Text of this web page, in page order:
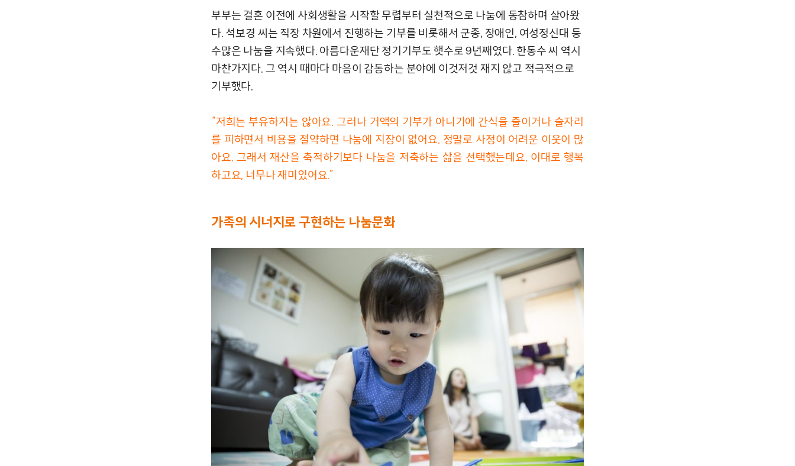
부부는 결혼 이전에 사회생활을 시작할 무렵부터 실천적으로 나눔에 동참하며 살아왔
다. 석보경 씨는 직장 차원에서 진행하는 기부를 비롯해서 군종, 장애인, 여성정신대 등
수많은 나눔을 지속했다. 아름다운재단 정기기부도 햇수로 9년째였다. 한동수 씨 역시
마찬가지다. 그 역시 때마다 마음이 감동하는 분야에 이것저것 재지 않고 적극적으로
기부했다.
“저희는 부유하지는 않아요. 그러나 거액의 기부가 아니기에 간식을 줄이거나 술자리
를 피하면서 비용을 절약하면 나눔에 지장이 없어요. 정말로 사정이 어려운 이웃이 많
아요. 그래서 재산을 축적하기보다 나눔을 저축하는 삶을 선택했는데요. 이대로 행복
하고요, 너무나 재미있어요.”
가족의 시너지로 구현하는 나눔문화